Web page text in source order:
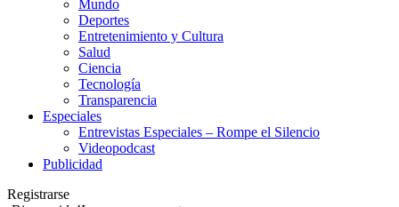
Mundo
Deportes
Entretenimiento y Cultura
Salud
Ciencia
Tecnología
Transparencia
Especiales
Entrevistas Especiales – Rompe el Silencio
Videopodcast
Publicidad
Registrarse